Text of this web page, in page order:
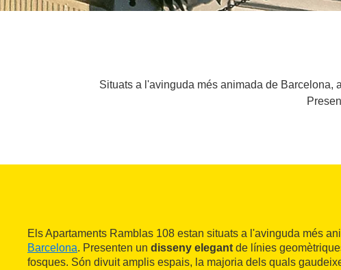
Situats a l'avinguda més animada de Barcelona,
Els Apartaments Ramblas 108 estan situats a l'avinguda més
Barcelona. Presenten un disseny elegant de línies
fosques. Són divuit amplis espais, la majoria dels quals